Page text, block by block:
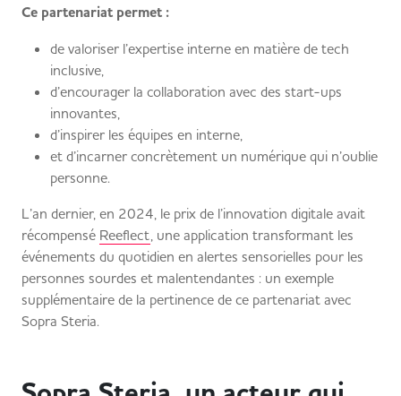
Ce partenariat permet :
de valoriser l’expertise interne en matière de tech
inclusive,
d’encourager la collaboration avec des start-ups
innovantes,
d’inspirer les équipes en interne,
et d’incarner concrètement un numérique qui n’oublie
personne.
L’an dernier, en 2024, le prix de l’innovation digitale avait
récompensé Reeflect, une application transformant les
événements du quotidien en alertes sensorielles pour les
personnes sourdes et malentendantes : un exemple
supplémentaire de la pertinence de ce partenariat avec
Sopra Steria.